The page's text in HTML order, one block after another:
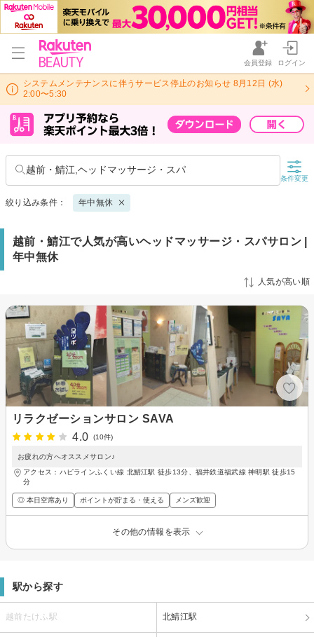
会員登録 ログイン
システムメンテナンスに伴うサービス停止のお知らせ 8月12日 (水)
2:00〜5:30
越前・鯖江,ヘッドマッサージ・スパ
条件変更
絞り込み条件： 年中無休
越前・鯖江で人気が高いヘッドマッサージ・スパサロン |
年中無休
人気が高い順
リラクゼーションサロン SAVA
4.0
(10件)
お疲れの方へオススメサロン♪
アクセス：ハピラインふくい線 北鯖江駅 徒歩13分、福井鉄道福武線 神明駅 徒歩15
分
◎ 本日空席あり ポイントが貯まる・使える メンズ歓迎
その他の情報を表示
駅から探す
越前たけふ駅 北鯖江駅